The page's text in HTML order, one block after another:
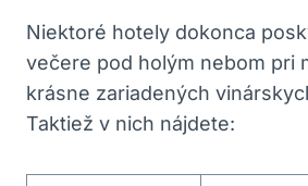
Niektoré hotely dokonca
večere pod holým nebom pri
krásne zariadených
Taktiež v nich nájdete: